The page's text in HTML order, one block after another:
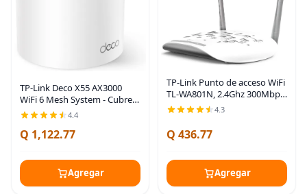
TP-Link Deco X55 AX3000
WiFi 6 Mesh System - Cubre
hasta 2500 pies cuadrados,
extensor inalámbrico, 3
4.4
Q 1,122.77
Agregar
TP-Link Punto de acceso WiFi
TL-WA801N, 2.4Ghz 300Mbps,
soporta multi-
SSID/cliente/extensor de
alcance, 2 antenas fijas,
inyector PoE pasivo incluido
4.3
Q 436.77
Agregar